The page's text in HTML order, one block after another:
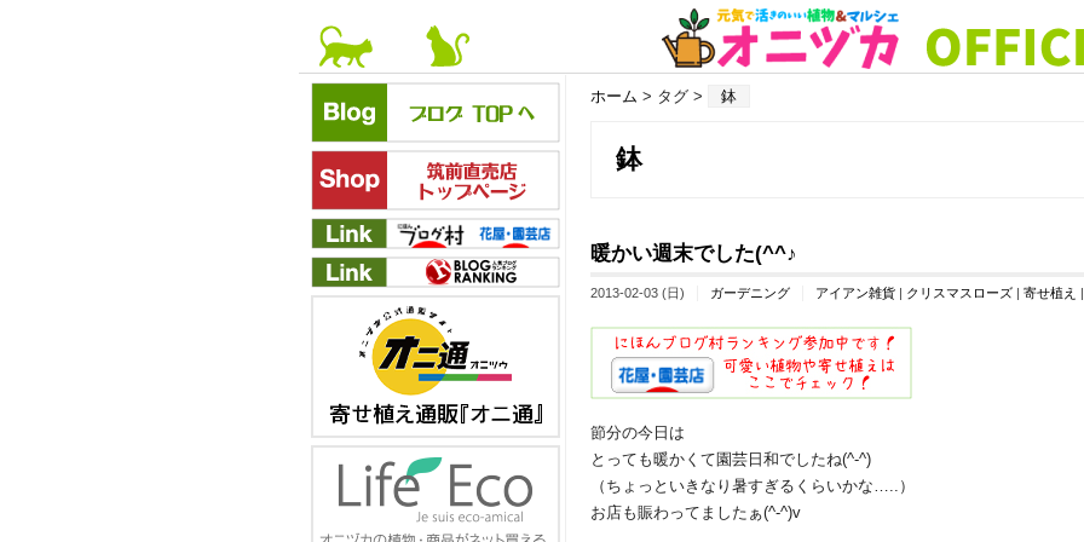
ホーム > タグ > 鉢
鉢
暖かい週末でした(^^♪
2013-02-03 (日) ガーデニング アイアン雑貨 クリスマスローズ 寄せ植え
節分の今日は
とっても暖かくて園芸日和でしたね(^-^)
（ちょっといきなり暑すぎるくらいかな…..）
お店も賑わってましたぁ(^-^)v